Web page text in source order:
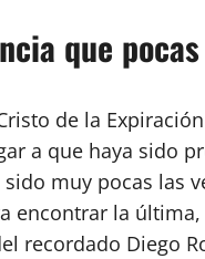
que
de la
a que haya sido
muy pocas las
encontrar la
recordado Diego